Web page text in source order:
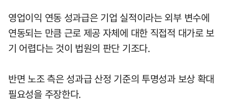
영업이익 연동 성과급은 기업 실적이라는 외부 변수에
연동되는 만큼 근로 제공 자체에 대한 직접적 대가로 보
기 어렵다는 것이 법원의 판단 기조다.
반면 노조 측은 성과급 산정 기준의 투명성과 보상 확대
필요성을 주장한다.